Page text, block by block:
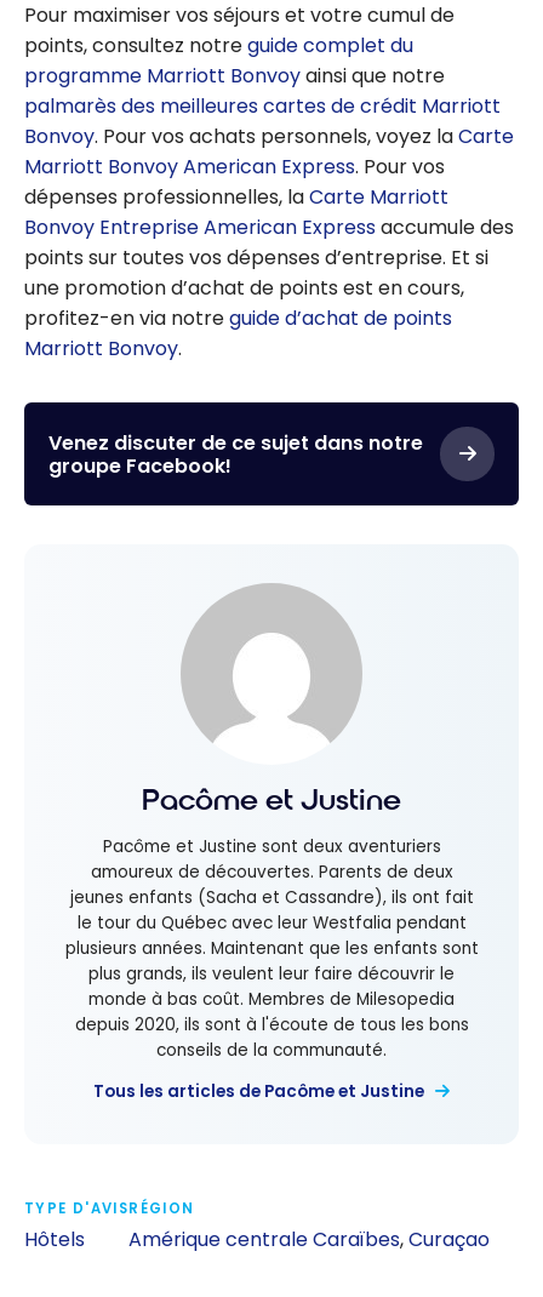
Pour maximiser vos séjours et votre cumul de
points, consultez notreguide complet du
programme Marriott Bonvoyainsi que notre
palmarès des meilleures cartes de crédit Marriott
Bonvoy. Pour vos achats personnels, voyez laCarte
Marriott Bonvoy American Express. Pour vos
dépenses professionnelles, laCarte Marriott
Bonvoy Entreprise American Expressaccumule des
points sur toutes vos dépenses d’entreprise. Et si
une promotion d’achat de points est en cours,
profitez-en via notreguide d’achat de points
Marriott Bonvoy.
Venez discuter de ce sujet dans notre
groupe Facebook!
Pacôme et Justine
Pacôme et Justine sont deux aventuriers
amoureux de découvertes. Parents de deux
jeunes enfants (Sacha et Cassandre), ils ont fait
le tour du Québec avec leur Westfalia pendant
plusieurs années. Maintenant que les enfants sont
plus grands, ils veulent leur faire découvrir le
monde à bas coût. Membres de Milesopedia
depuis 2020, ils sont à l'écoute de tous les bons
conseils de la communauté.
Tous les articles de Pacôme et Justine
TYPE D'AVIS
Hôtels
RÉGION
Amérique centrale Caraïbes,Curaçao